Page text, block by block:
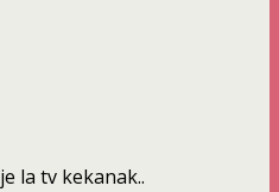
la tv kekanak..